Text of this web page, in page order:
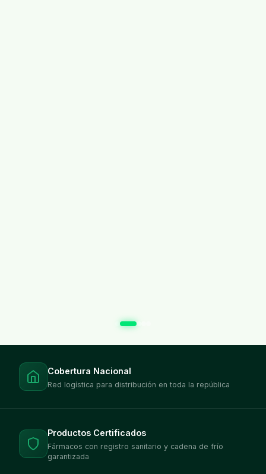
Cobertura Nacional
Red logística para distribución en toda la república
Productos Certificados
Fármacos con registro sanitario y cadena de frío
garantizada